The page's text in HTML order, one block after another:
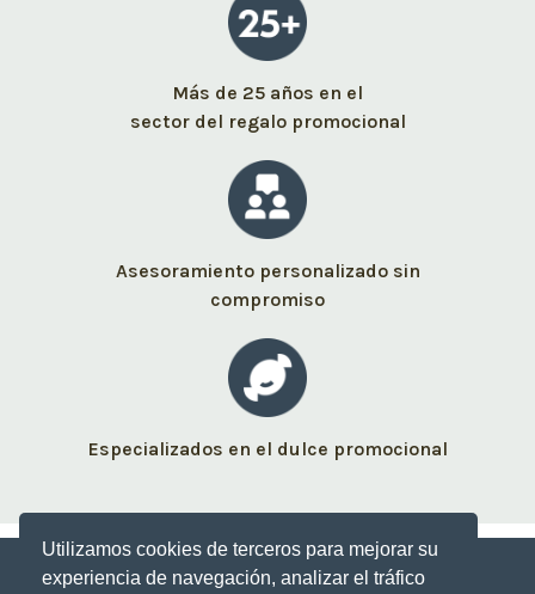
Utilizamos cookies de terceros para mejorar su
experiencia de navegación, analizar el tráfico
Más de 25 años en el
sector del regalo promocional
Asesoramiento personalizado sin
compromiso
Especializados en el dulce promocional